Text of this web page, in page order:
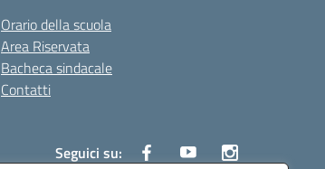
Orario della scuola
Area Riservata
Bacheca sindacale
Contatti
Seguici su: